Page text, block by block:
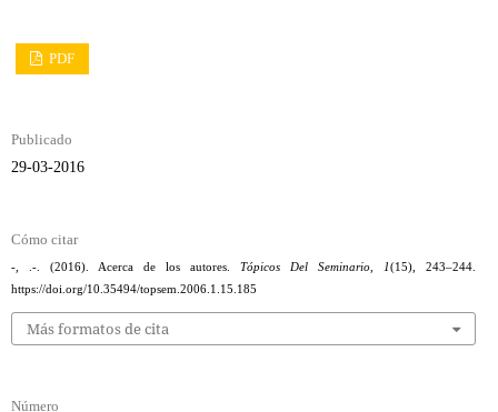
PDF
Publicado
29-03-2016
Cómo citar
-, .-. (2016). Acerca de los autores.Tópicos Del Seminario 1(15), 243–244.
https://doi.org/10.35494/topsem.2006.1.15.185
Más formatos de cita
Número